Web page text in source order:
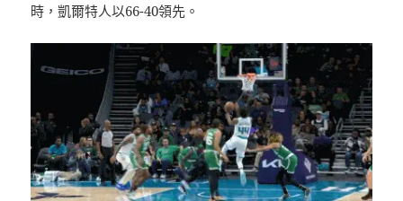
時，凱爾特人以66-40領先。